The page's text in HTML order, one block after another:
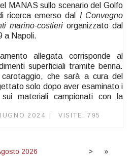
MANAS sullo scenario del Golfo
ricerca emerso dal I Convegno
marino-costieriorganizzato dal
a Napoli.
allegata corrisponde al
superficiali tramite benna.
che sarà a cura del
solo dopo aver esaminato i
materiali campionati con la
2024 VISITE: 795
2026 >
»